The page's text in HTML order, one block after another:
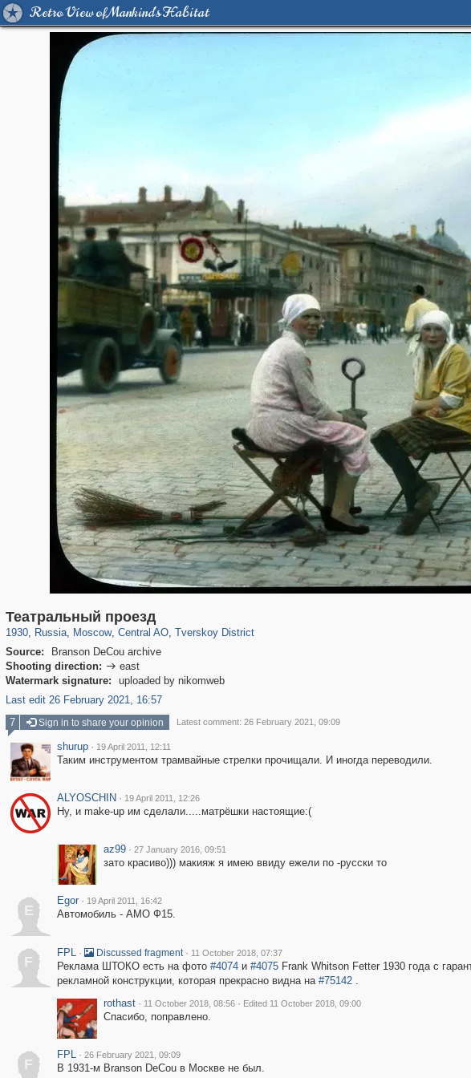
Retro View of Mankind's Habitat
Театральный проезд
1930, Russia
1,406,803 29,243
, Moscow
319,864 8,286
, Central AO
160,012 5,916
, Tverskoy District
53,052
Source:
Branson DeCou archive
Shooting direction:  east
Watermark signature:
uploaded by nikomweb
Last edit 26 February 2021, 16:57
7 Sign in to share your opinion Latest comment: 26 February 2021, 09:09
shurup · 19 April 2011, 12:11
Таким инструментом трамвайные стрелки прочищали. И иногда переводили.
ALYOSCHIN · 19 April 2011, 12:26
Ну, и make-up им сделали.....матрёшки настоящие:(
az99 · 27 January 2016, 09:51
зато красиво))) макияж я имею ввиду ежели по -русски то
E
Egor · 19 April 2011, 16:42
Автомобиль - АМО Ф15.
F
FPL · Discussed fragment · 11 October 2018, 07:37
Реклама ШТОКО есть на фото #4074и #4075Frank Whitson Fetter 1930 года с
рекламной конструкции, которая прекрасно видна на #75142.
rothast · 11 October 2018, 08:56 · Edited 11 October 2018, 09:00
Спасибо, поправлено.
F
FPL · 26 February 2021, 09:09
В 1931-м Branson DeCou в Москве не был.